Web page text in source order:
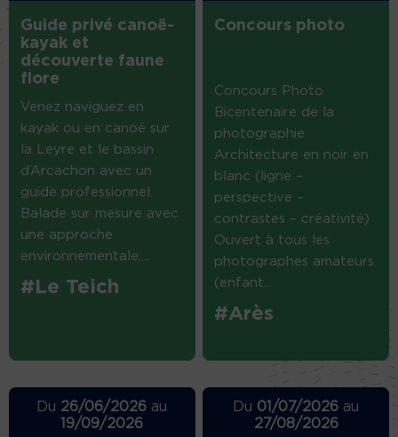
Guide privé canoë-
kayak et
découverte faune
flore
Venez naviguez en
kayak ou en canoë sur
la Leyre et le bassin
d’Arcachon avec un
guide professionnel.
Balade sur mesure avec
une approche
environnementale....
#Le Teich
Concours photo
Concours Photo
Bicentenaire de la
photographie
Architecture en noir en
blanc (ligne –
perspective –
contrastes – créativité)
Ouvert à tous les
photographes amateurs
(enfant...
#Arès
Du 26/06/2026 au
19/09/2026
Du 01/07/2026 au
27/08/2026